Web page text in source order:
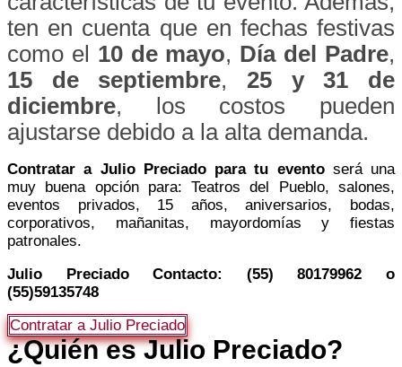
ten en cuenta que en fechas festivas
como el 10 de mayo, Día del Padre,
15 de septiembre, 25 y 31 de
diciembre, los costos pueden
ajustarse debido a la alta demanda.
Contratar a Julio Preciado para tu eventoserá una
muy buena opción para: Teatros del Pueblo, salones,
eventos privados, 15 años, aniversarios, bodas,
corporativos, mañanitas, mayordomías y fiestas
patronales.
Julio Preciado Contacto: (55) 80179962 o
(55)59135748
Contratar a Julio Preciado
¿Quién es Julio Preciado?